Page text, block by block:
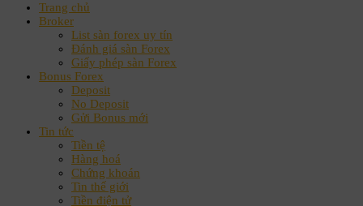
Trang chủ
Broker
List sàn forex uy tín
Đánh giá sàn Forex
Giấy phép sàn Forex
Bonus Forex
Deposit
No Deposit
Gửi Bonus mới
Tin tức
Tiền tệ
Hàng hoá
Chứng khoán
Tin thế giới
Tiền điện tử